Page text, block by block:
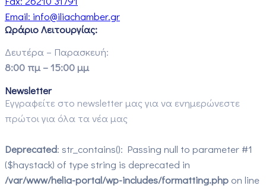
Email: info@iliachamber.gr
Ωράριο Λειτουργίας:
Δευτέρα – Παρασκευή:
8:00 πμ – 15:00 μμ
Newsletter
Εγγραφείτε στο newsletter μας για να ενημερώνεστε
πρώτοι για όλα τα νέα μας
Deprecated: str_contains(): Passing null to parameter #1
($haystack) of type string is deprecated in
/var/www/helia-portal/wp-includes/formatting.php on line